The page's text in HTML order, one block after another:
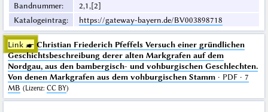
Bandnummer:
2,1,[2]
Katalogeintrag: https://gateway-bayern.de/BV003898718
Link ☛ Christian Friederich Pfeffels Versuch einer gründlichen
Geschichtsbeschreibung derer alten Markgrafen auf dem
Nordgau, aus den bambergisch- und vohburgischen Geschlechten.
Von denen Markgrafen aus dem vohburgischen Stamm· PDF · 7
MB (Lizenz: CC BY)